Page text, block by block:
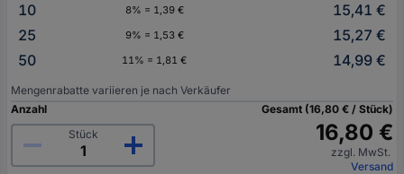
10
8% = 1,39 €
15,41 €
25
9% = 1,53 €
15,27 €
50
11% = 1,81 € 14,99 €
Mengenrabatte variieren je nach Verkäufer
Anzahl
Stück
Gesamt (16,80 € / Stück)
16,80 €
zzgl. MwSt.
Versand